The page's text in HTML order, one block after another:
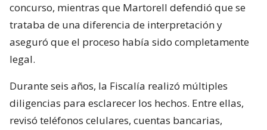
concurso, mientras que Martorell defendió que se
trataba de una diferencia de interpretación y
aseguró que el proceso había sido completamente
legal.
Durante seis años, la Fiscalía realizó múltiples
diligencias para esclarecer los hechos. Entre ellas,
revisó teléfonos celulares, cuentas bancarias,